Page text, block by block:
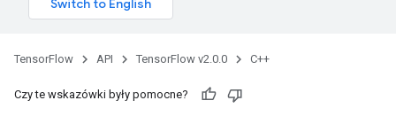
TensorFlow API TensorFlow v2.0.0 C++
Czy te wskazówki były pomocne?